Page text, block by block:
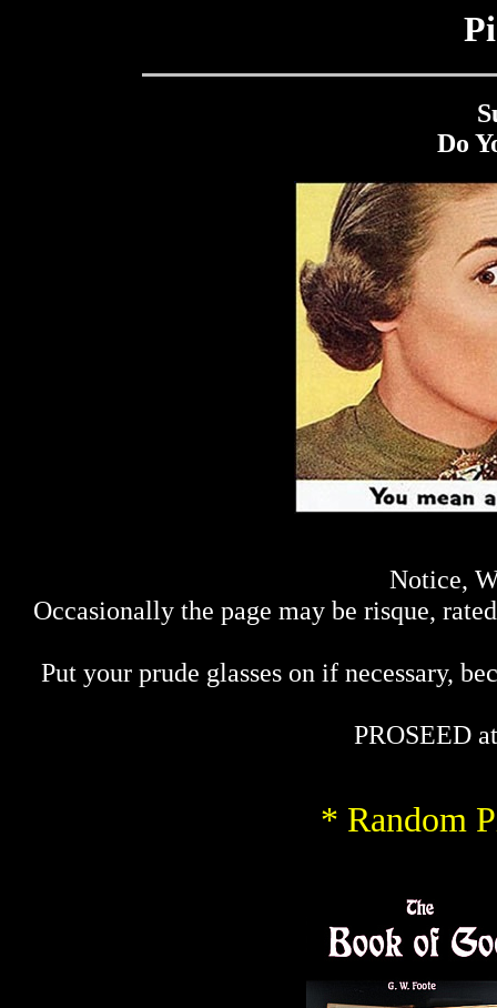
Do
Notice,
Occasionally the page may be risque,
Put your prude glasses on if necessary,
PROSEED
* Random